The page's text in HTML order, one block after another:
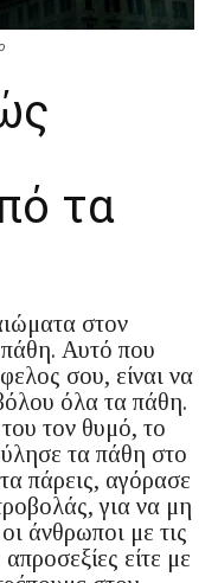
τα
στον
πάθη. Αυτό που
σου, είναι να
όλα τα πάθη.
τον θυμό, το
τα πάθη στο
πάρεις, αγόρασε
για να μη
άνθρωποι με τις
είτε με